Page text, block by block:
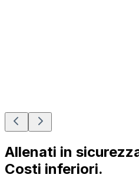
Allenati in
Costi inferiori.